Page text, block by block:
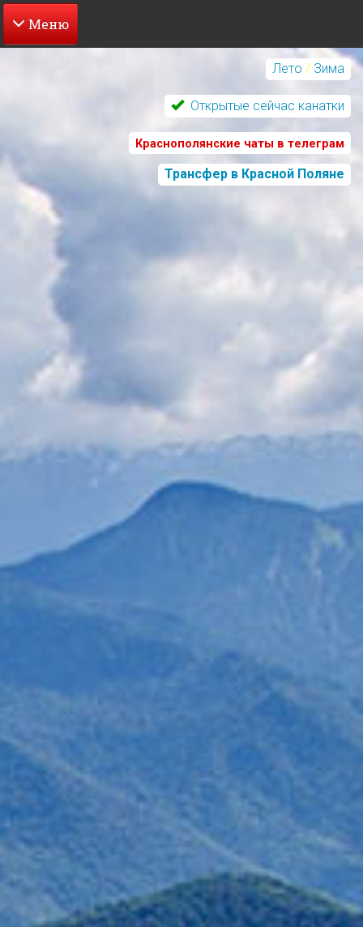
Перейти
Лето / Зима
Открытые сейчас канатки
Краснополянские чаты в телеграм
Трансфер в Красной Поляне